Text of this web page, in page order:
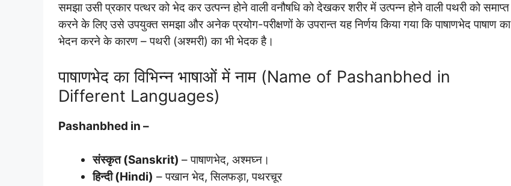
समझा उसी प्रकार पत्थर को भेद कर उत्पन्न होने वाली वनौषधि को देखकर शरीर में उत्पन्न होने वाली पथरी को समाप्त
करने के लिए उसे उपयुक्त समझा और अनेक प्रयोग-परीक्षणों के उपरान्त यह निर्णय किया गया कि पाषाणभेद पाषाण का
भेदन करने के कारण – पथरी (अश्मरी) का भी भेदक है।
पाषाणभेद का विभिन्न भाषाओं में नाम (Name of Pashanbhed in
Different Languages)
Pashanbhed in –
संस्कृत (Sanskrit) – पाषाणभेद, अश्मघ्न।
हिन्दी (Hindi) – पखान भेद, सिलफड़ा, पथरचूर